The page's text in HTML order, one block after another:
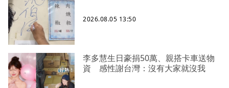
2026.08.05 13:50
李多慧生日豪捐50萬、親搭卡車送物
資 感性謝台灣：沒有大家就沒我